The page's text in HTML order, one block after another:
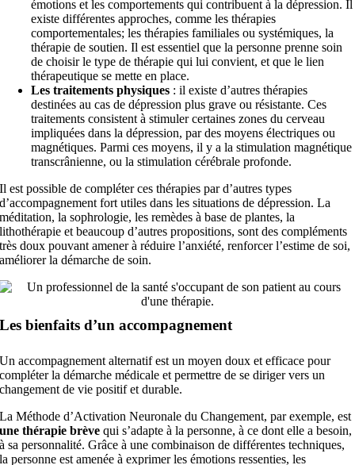
émotions et les comportements qui contribuent à la dépression. Il
existe différentes approches, comme les thérapies
comportementales; les thérapies familiales ou systémiques, la
thérapie de soutien. Il est essentiel que la personne prenne soin
de choisir le type de thérapie qui lui convient, et que le lien
thérapeutique se mette en place.
Les traitements physiques : il existe d’autres thérapies
destinées au cas de dépression plus grave ou résistante. Ces
traitements consistent à stimuler certaines zones du cerveau
impliquées dans la dépression, par des moyens électriques ou
magnétiques. Parmi ces moyens, il y a la stimulation magnétique
transcrânienne, ou la stimulation cérébrale profonde.
Il est possible de compléter ces thérapies par d’autres types
d’accompagnement fort utiles dans les situations de dépression. La
méditation, la sophrologie, les remèdes à base de plantes, la
lithothérapie et beaucoup d’autres propositions, sont des compléments
très doux pouvant amener à réduire l’anxiété, renforcer l’estime de soi,
améliorer la démarche de soin.
Les bienfaits d’un accompagnement
Un accompagnement alternatif est un moyen doux et efficace pour
compléter la démarche médicale et permettre de se diriger vers un
changement de vie positif et durable.
La Méthode d’Activation Neuronale du Changement, par exemple, est
une thérapie brève qui s’adapte à la personne, à ce dont elle a besoin,
à sa personnalité. Grâce à une combinaison de différentes techniques,
la personne est amenée à exprimer les émotions ressenties, les